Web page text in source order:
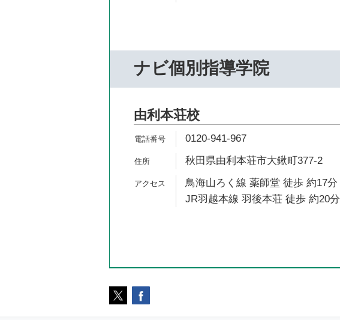
ナビ個別指導学院
由利本荘校
0120-941-967
秋田県由利本荘市大鍬町377-2
鳥海山ろく線 薬師堂 徒歩 約17分
JR羽越本線 羽後本荘 徒歩 約20分